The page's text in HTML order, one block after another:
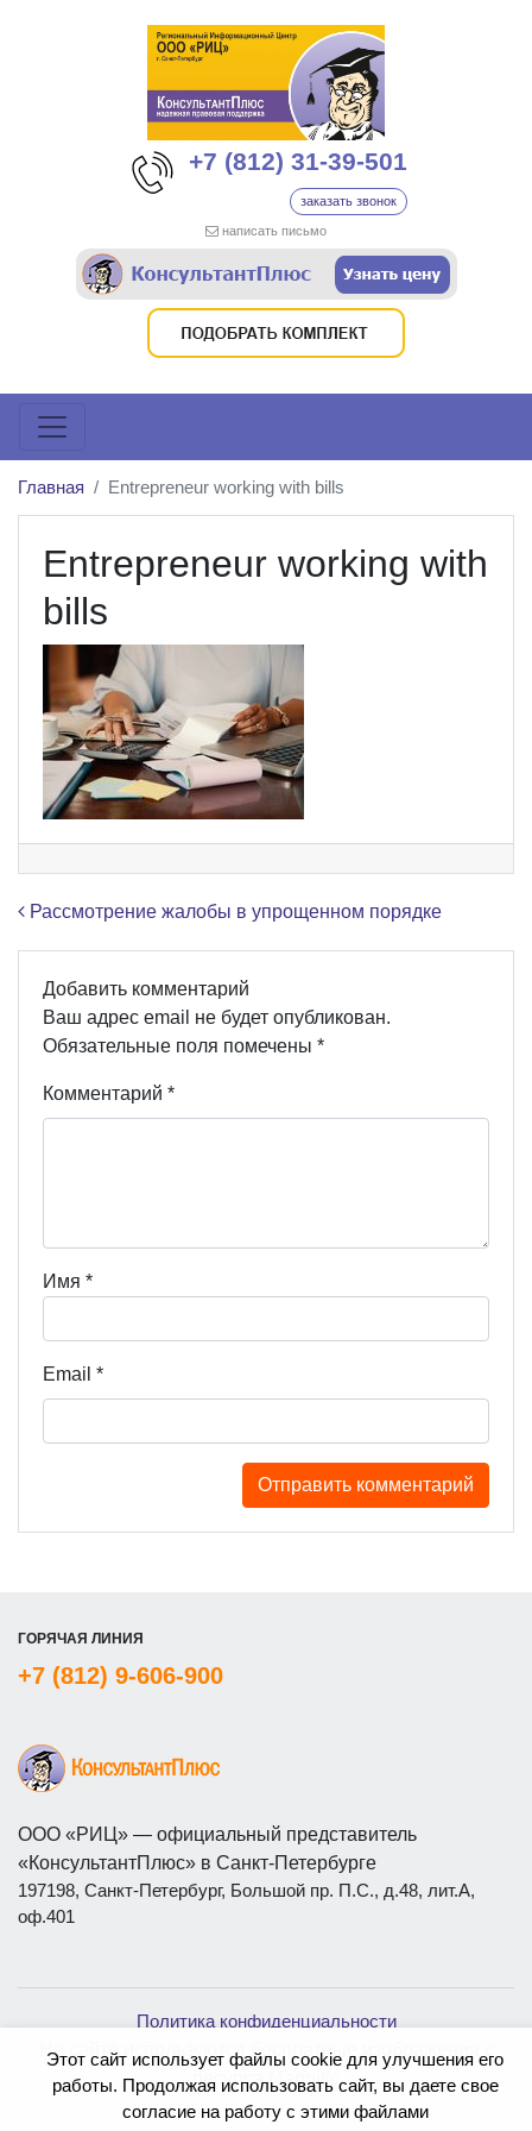
+7 (812) 31-39-501
заказать звонок
написать письмо
Главная Entrepreneur working with bills
Entrepreneur working with
bills
Навигация по записям
Рассмотрение жалобы в упрощенном порядке
Добавить комментарий
Ваш адрес email не будет опубликован.
Обязательные поля помечены *
Комментарий *
Имя *
Email *
ГОРЯЧАЯ ЛИНИЯ
+7 (812) 9-606-900
ООО «РИЦ» — официальный представитель
«КонсультантПлюс» в Санкт-Петербурге
197198, Санкт-Петербург, Большой пр. П.С., д.48, лит.А,
оф.401
Политика конфиденциальности
На сайте используются бесплатные изображения с
ресурсаMagnific
Этот сайт использует файлы cookie для улучшения его
работы. Продолжая использовать сайт, вы даете свое
согласие на работу с этими файлами